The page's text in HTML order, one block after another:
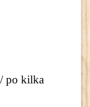
po kilka